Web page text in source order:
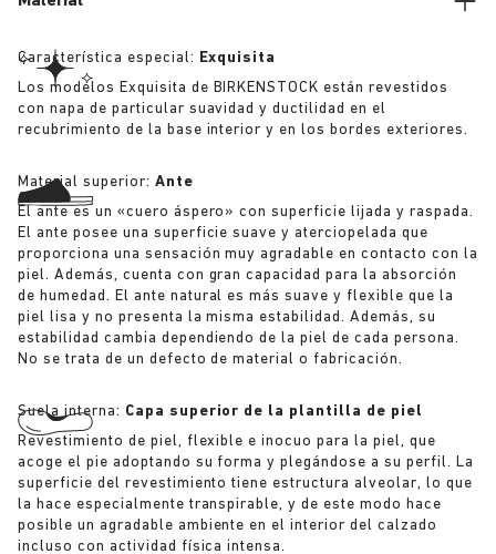
Característica especial: Exquisita
Los modelos Exquisita de BIRKENSTOCK están revestidos
con napa de particular suavidad y ductilidad en el
recubrimiento de la base interior y en los bordes exteriores.
Material superior: Ante
El ante es un «cuero áspero» con superficie lijada y raspada.
El ante posee una superficie suave y aterciopelada que
proporciona una sensación muy agradable en contacto con la
piel. Además, cuenta con gran capacidad para la absorción
de humedad. El ante natural es más suave y flexible que la
piel lisa y no presenta la misma estabilidad. Además, su
estabilidad cambia dependiendo de la piel de cada persona.
No se trata de un defecto de material o fabricación.
Suela interna: Capa superior de la plantilla de piel
Revestimiento de piel, flexible e inocuo para la piel, que
acoge el pie adoptando su forma y plegándose a su perfil. La
superficie del revestimiento tiene estructura alveolar, lo que
la hace especialmente transpirable, y de este modo hace
posible un agradable ambiente en el interior del calzado
incluso con actividad física intensa.